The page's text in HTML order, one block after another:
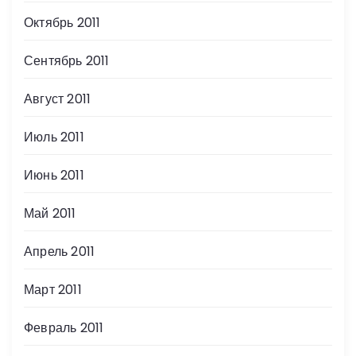
Октябрь 2011
Сентябрь 2011
Август 2011
Июль 2011
Июнь 2011
Май 2011
Апрель 2011
Март 2011
Февраль 2011